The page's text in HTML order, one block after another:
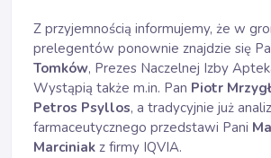
Z przyjemnością informujemy, że w
prelegentów ponownie znajdzie się
Tomków, Prezes Naczelnej Izby
Wystąpią także m.in. Pan Piotr
Petros Psyllos, a tradycyjnie już
farmaceutycznego przedstawi Pani
Marciniak z firmy IQVIA.